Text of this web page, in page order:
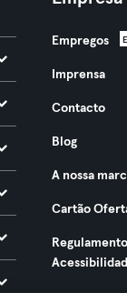
Empregos
Imprensa
Contacto
Blog
A nossa
Cartão
Regulamento